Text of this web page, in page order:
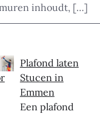
inhoudt, […]
Plafond laten
Stucen in
Emmen
Een plafond